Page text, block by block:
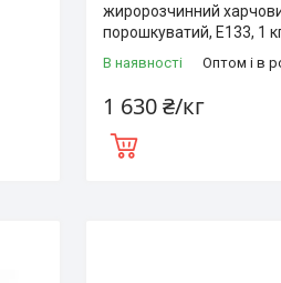
жиророзчинний
порошкуватий, Е133, 1
В наявності Оптом і в
1 630 ₴/кг